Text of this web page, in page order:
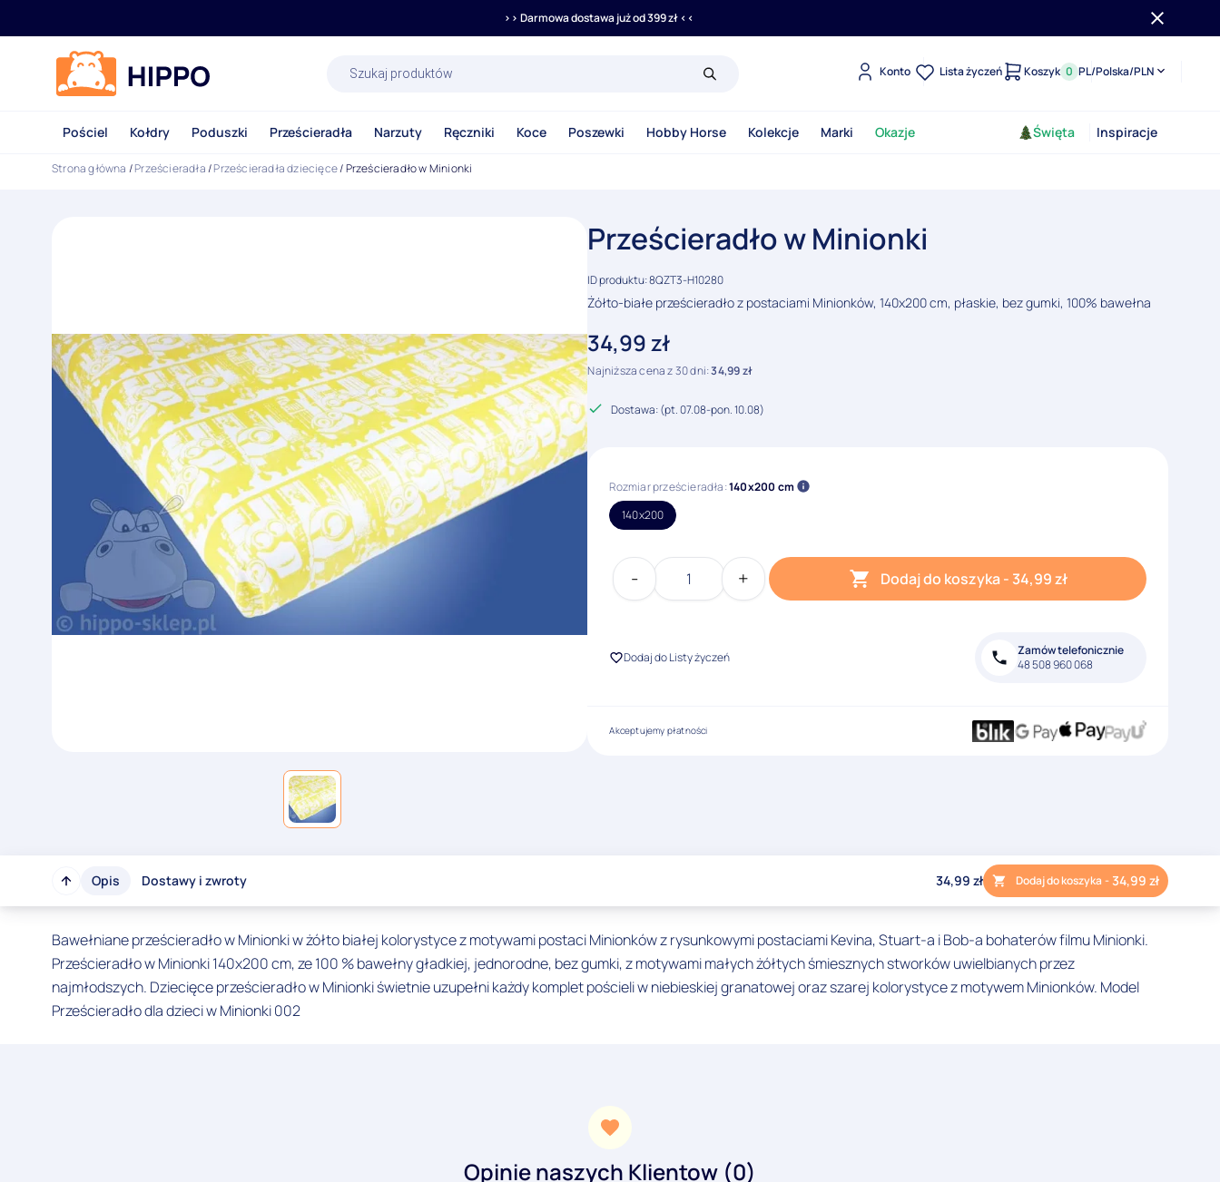
>> Darmowa dostawa już od 399 zł <<
produktów Konto Lista życzeń Koszyk 0 PL/Polska/PLN
Pościel Kołdry Poduszki Prześcieradła Narzuty Ręczniki Koce Poszewki Hobby Horse Kolekcje Marki Okazje Święta Inspiracje
Strona główna /Prześcieradła/Prześcieradła dziecięce/ Prześcieradło w Minionki
Prześcieradło w Minionki
ID produktu: 8QZT3-H10280
Żółto-białe prześcieradło z postaciami Minionków, 140x200 cm, płaskie, bez gumki, 100% bawełna
34,99zł
Najniższa cena z 30 dni:34,99zł
Dostawa: (pt. 07.08-pon. 10.08)
Rozmiar prześcieradła:140x200 cm
140x200
-
ilość
Prześcieradło
+ Dodaj do koszyka- 34,99zł
Dodaj do Listy życzeń
Zamów telefonicznie
48 508 960 068
Akceptujemy płatności
Opis Dostawy i zwroty 34,99 zł Dodaj do koszyka - 34,99 zł
Bawełniane prześcieradło w Minionki w żółto białej kolorystyce z motywami postaci Minionków z rysunkowymi postaciami Kevina, Stuart-a i Bob-a bohaterów filmu Minionki.
Prześcieradło w Minionki 140x200 cm, ze 100 % bawełny gładkiej, jednorodne, bez gumki, z motywami małych żółtych śmiesznych stworków uwielbianych przez
najmłodszych. Dziecięce prześcieradło w Minionki świetnie uzupełni każdy komplet pościeli w niebieskiej granatowej oraz szarej kolorystyce z motywem Minionków. Model
Prześcieradło dla dzieci w Minionki 002
Opinie naszych Klientow (0)